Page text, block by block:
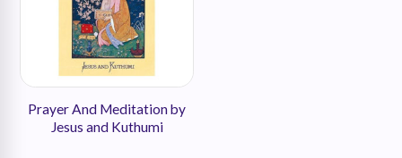
Prayer And Meditation by
Jesus and Kuthumi